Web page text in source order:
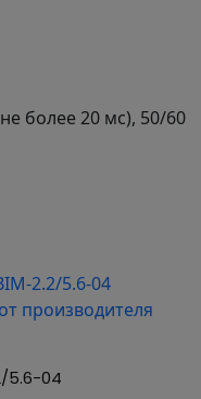
части
работе.
для
процесс
Они
двигателя.
более 20 мс), 50/60
5.6-04